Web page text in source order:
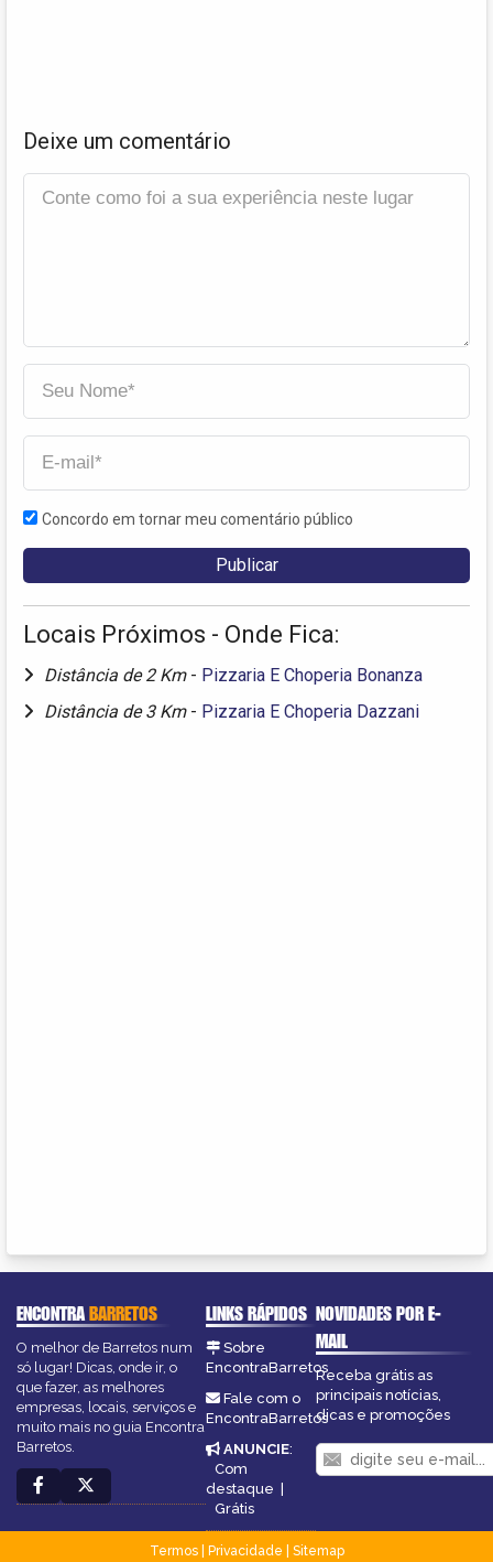
Deixe um comentário
Concordo em tornar meu comentário público
Locais Próximos - Onde Fica:
Distância de 2 Km - Pizzaria E Choperia Bonanza
Distância de 3 Km - Pizzaria E Choperia Dazzani
ENCONTRABARRETOS
O melhor de Barretos num
só lugar! Dicas, onde ir, o
que fazer, as melhores
empresas, locais, serviços e
muito mais no guia Encontra
Barretos.
LINKS RÁPIDOS
Sobre
EncontraBarretos
Fale com o
EncontraBarretos
ANUNCIE:
Com
destaque
Grátis
NOVIDADES POR E-
MAIL
Receba grátis as
principais notícias,
dicas e promoções
Termos| Privacidade
Sitemap